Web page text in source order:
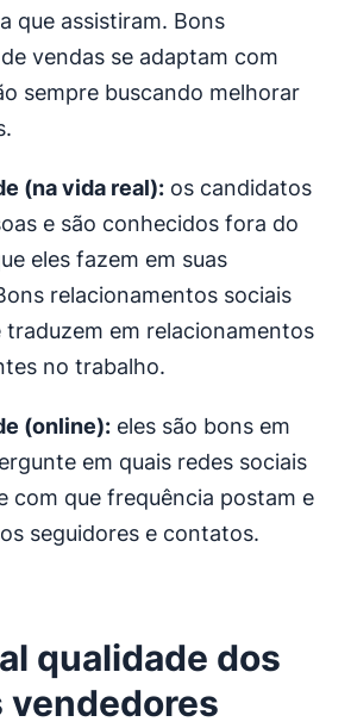
que assistiram. Bons
vendas se adaptam com
sempre buscando melhorar
(na vida real): os candidatos
e são conhecidos fora do
eles fazem em suas
relacionamentos sociais
traduzem em relacionamentos
no trabalho.
(online): eles são bons em
em quais redes sociais
com que frequência postam e
seguidores e contatos.
qualidade dos
vendedores